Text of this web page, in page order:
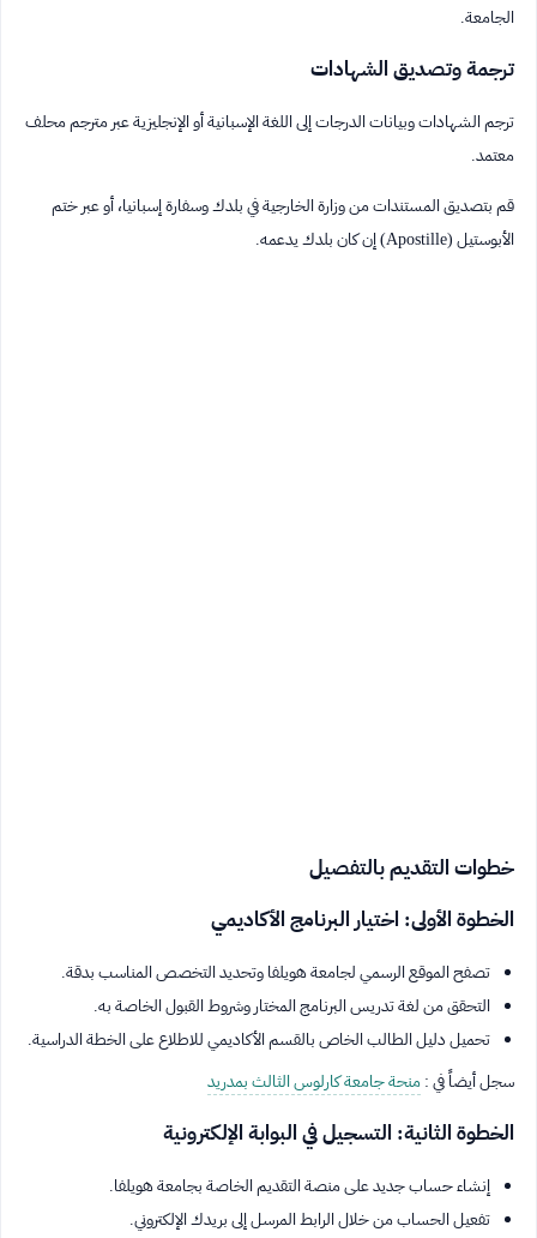
الجامعة.
ترجمة وتصديق الشهادات
ترجم الشهادات وبيانات الدرجات إلى اللغة الإسبانية أو الإنجليزية عبر مترجم محلف
معتمد.
قم بتصديق المستندات من وزارة الخارجية في بلدك وسفارة إسبانيا، أو عبر ختم
الأبوستيل (Apostille) إن كان بلدك يدعمه.
خطوات التقديم بالتفصيل
الخطوة الأولى: اختيار البرنامج الأكاديمي
تصفح الموقع الرسمي لجامعة هويلفا وتحديد التخصص المناسب بدقة.
التحقق من لغة تدريس البرنامج المختار وشروط القبول الخاصة به.
تحميل دليل الطالب الخاص بالقسم الأكاديمي للاطلاع على الخطة الدراسية.
سجل أيضاً في :منحة جامعة كارلوس الثالث بمدريد
الخطوة الثانية: التسجيل في البوابة الإلكترونية
إنشاء حساب جديد على منصة التقديم الخاصة بجامعة هويلفا.
تفعيل الحساب من خلال الرابط المرسل إلى بريدك الإلكتروني.